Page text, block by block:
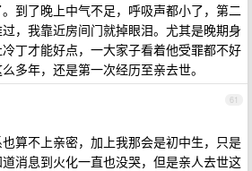
到了晚上中气不足，呼吸声都小了，第二
，我靠近房间门就掉眼泪。尤其是晚期身
丁才能好点，一大家子看着他受罪都不好
多年，还是第一次经历至亲去世。
61
算不上亲密，加上我那会是初中生，只是
消息到火化一直也没哭，但是亲人去世这